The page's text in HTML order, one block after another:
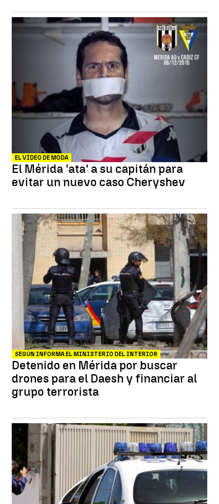
EL VÍDEO DE MODA
El Mérida 'ata' a su capitán para
evitar un nuevo caso Cheryshev
SEGÚN INFORMA EL MINISTERIO DEL INTERIOR
Detenido en Mérida por buscar
drones para el Daesh y financiar al
grupo terrorista